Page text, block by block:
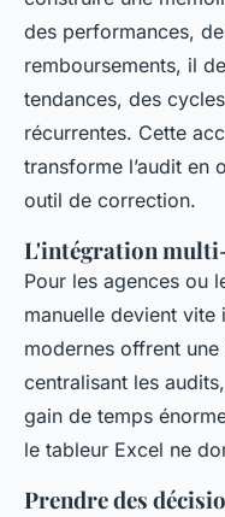
des performances,
remboursements, il
tendances, des
récurrentes. Cette
transforme l’audit en
outil de correction.
L'intégration
Pour les agences ou
manuelle devient vite
modernes offrent
centralisant les
gain de temps
le tableur Excel ne
Prendre des